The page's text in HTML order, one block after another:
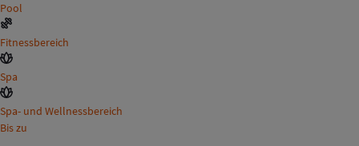
Pool
Fitnessbereich
Spa
Spa- und Wellnessbereich
Bis zu